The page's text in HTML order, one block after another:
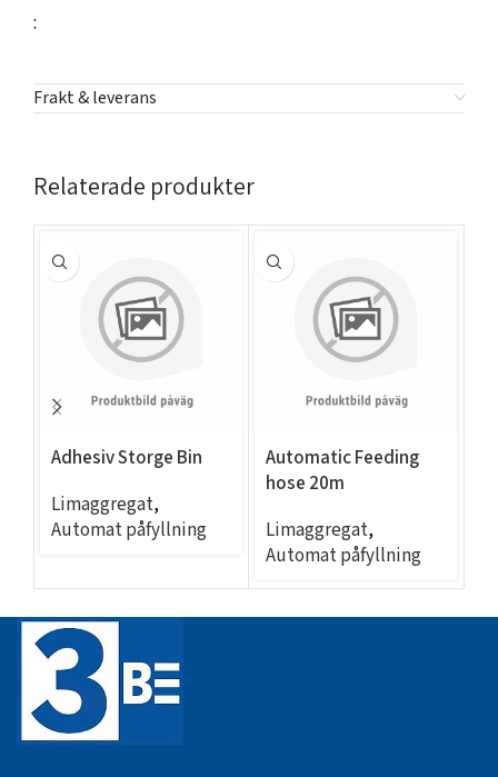
:
Frakt & leverans
Relaterade produkter
Adhesiv Storge Bin
Limaggregat,
Automat påfyllning
Automatic Feeding
hose 20m
Limaggregat,
Automat påfyllning